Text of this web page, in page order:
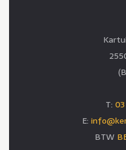
T:
E:
BTW